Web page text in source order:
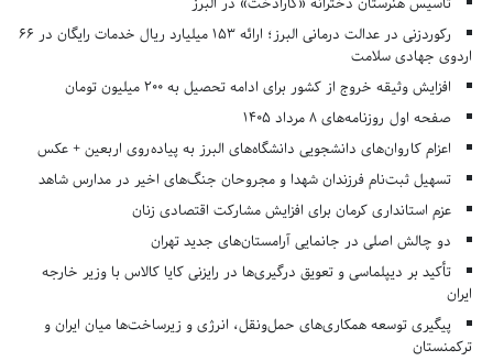
رکوردزنی در عدالت درمانی البرز؛ ارائه ۱۵۳ میلیارد ریال خدمات رایگان در ۶۶
اردوی جهادی سلامت
افزایش وثیقه خروج از کشور برای ادامه تحصیل به ۲۰۰ میلیون تومان
صفحه اول روزنامه‌های 8 مرداد 1405
اعزام کاروان‌های دانشجویی دانشگاه‌های البرز به پیاده‌روی اربعین + عکس
تسهیل ثبت‌نام فرزندان شهدا و مجروحان جنگ‌های اخیر در مدارس شاهد
عزم استانداری کرمان برای افزایش مشارکت اقتصادی زنان
دو چالش اصلی در جانمایی آرامستان‌های جدید تهران
تأکید بر دیپلماسی و تعویق درگیری‌ها در رایزنی کایا کالاس با وزیر خارجه
ایران
پیگیری توسعه همکاری‌های حمل‌ونقل، انرژی و زیرساخت‌ها میان ایران و
ترکمنستان